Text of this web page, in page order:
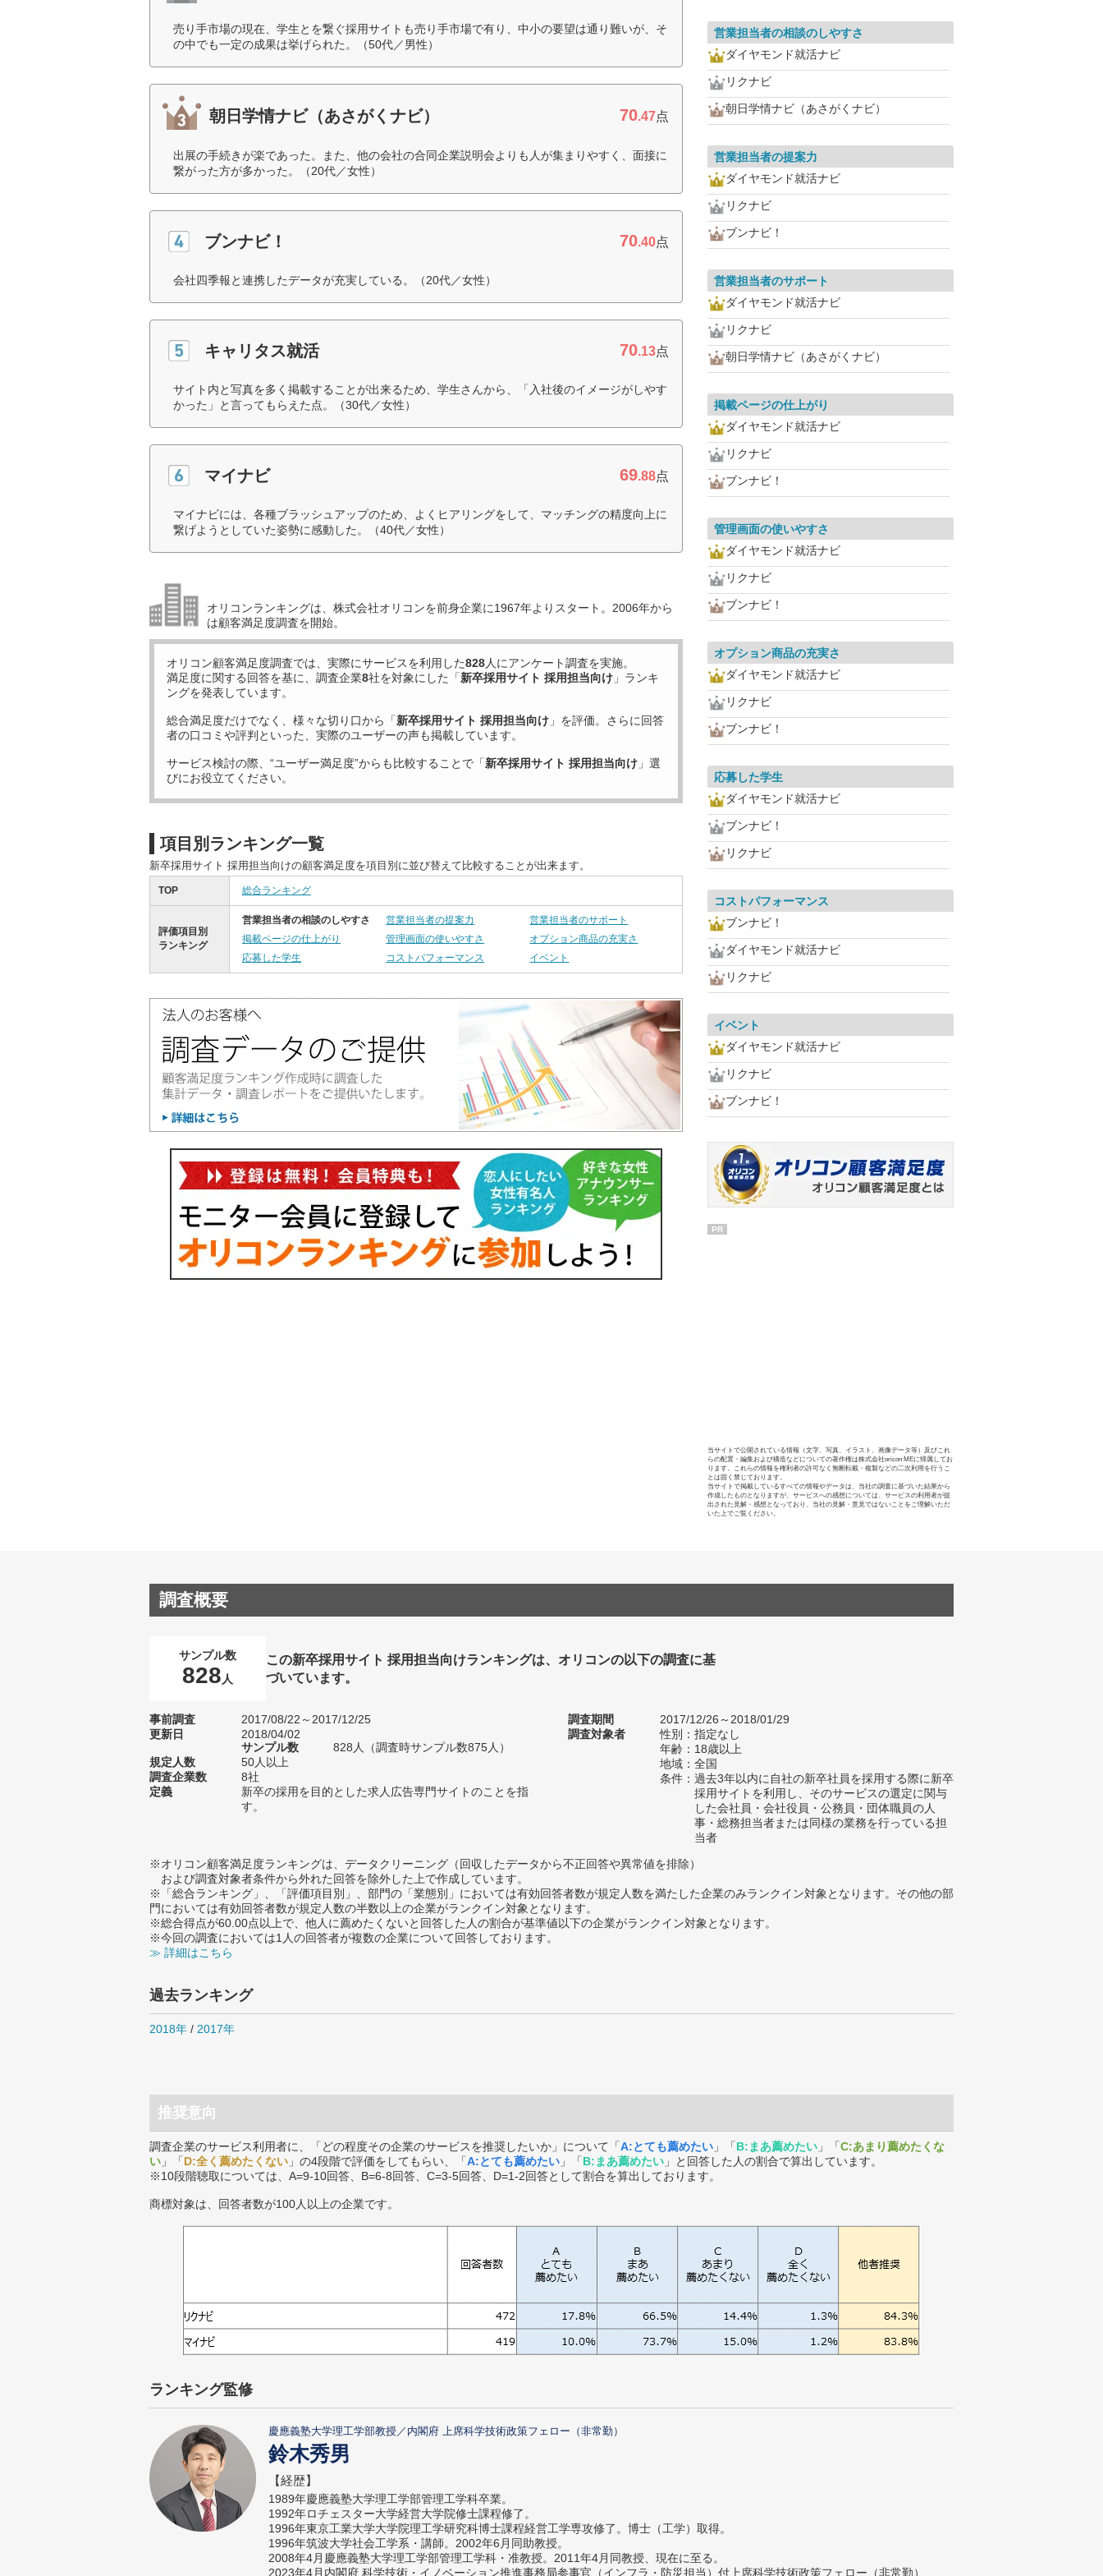
売り手市場の現在、学生とを繋ぐ採用サイトも売り手市場で有り、中小の要望は通り難いが、そ
の中でも一定の成果は挙げられた。（50代／男性）
朝日学情ナビ（あさがくナビ） 70.47点
出展の手続きが楽であった。また、他の会社の合同企業説明会よりも人が集まりやすく、面接に
繋がった方が多かった。（20代／女性）
ブンナビ！ 70.40点
会社四季報と連携したデータが充実している。（20代／女性）
キャリタス就活 70.13点
サイト内と写真を多く掲載することが出来るため、学生さんから、「入社後のイメージがしやす
かった」と言ってもらえた点。（30代／女性）
マイナビ 69.88点
マイナビには、各種ブラッシュアップのため、よくヒアリングをして、マッチングの精度向上に
繋げようとしていた姿勢に感動した。（40代／女性）
オリコンランキングは、株式会社オリコンを前身企業に1967年よりスタート。2006年から
は顧客満足度調査を開始。
オリコン顧客満足度調査では、実際にサービスを利用した828人にアンケート調査を実施。
満足度に関する回答を基に、調査企業8社を対象にした「新卒採用サイト 採用担当向け 」ランキ
ングを発表しています。
総合満足度だけでなく、様々な切り口から「新卒採用サイト 採用担当向け 」を評価。さらに回答
者の口コミや評判といった、実際のユーザーの声も掲載しています。
サービス検討の際、“ユーザー満足度”からも比較することで「新卒採用サイト 採用担当向け 」選
びにお役立てください。
項目別ランキング一覧
新卒採用サイト 採用担当向けの顧客満足度を項目別に並び替えて比較することが出来ます。
TOP 総合ランキング
評価項目別
ランキング
営業担当者の相談のしやすさ 営業担当者の提案力
営業担当者のサポート
掲載ページの仕上がり
管理画面の使いやすさ
オプション商品の充実さ
応募した学生
コストパフォーマンス イベント
営業担当者の相談のしやすさ
ダイヤモンド就活ナビ
リクナビ
朝日学情ナビ（あさがくナビ）
営業担当者の提案力
ダイヤモンド就活ナビ
リクナビ
ブンナビ！
営業担当者のサポート
ダイヤモンド就活ナビ
リクナビ
朝日学情ナビ（あさがくナビ）
掲載ページの仕上がり
ダイヤモンド就活ナビ
リクナビ
ブンナビ！
管理画面の使いやすさ
ダイヤモンド就活ナビ
リクナビ
ブンナビ！
オプション商品の充実さ
ダイヤモンド就活ナビ
リクナビ
ブンナビ！
応募した学生
ダイヤモンド就活ナビ
ブンナビ！
リクナビ
コストパフォーマンス
ブンナビ！
ダイヤモンド就活ナビ
リクナビ
イベント
ダイヤモンド就活ナビ
リクナビ
ブンナビ！
PR
当サイトで公開されている情報（文字、写真、イラスト、画像データ等）及びこれ
らの配置・編集および構造などについての著作権は株式会社oricon MEに帰属してお
ります。これらの情報を権利者の許可なく無断転載・複製などの二次利用を行うこ
とは固く禁じております。
当サイトで掲載しているすべての情報やデータは、当社の調査に基づいた結果から
作成したものとなりますが、サービスへの感想については、サービスの利用者が提
出された見解・感想となっており、当社の見解・意見ではないことをご理解いただ
いた上でご覧ください。
調査概要
サンプル数
828 人
この新卒採用サイト 採用担当向けランキングは、オリコンの以下の調査に基
づいています。
事前調査
2017/08/22～2017/12/25
更新日
2018/04/02
サンプル数
828人（調査時サンプル数875人）
規定人数
50人以上
調査企業数
8社
定義
新卒の採用を目的とした求人広告専門サイトのことを指
す。
調査期間
2017/12/26～2018/01/29
調査対象者
性別：指定なし
年齢：18歳以上
地域：全国
条件：過去3年以内に自社の新卒社員を採用する際に新卒
採用サイトを利用し、そのサービスの選定に関与
した会社員・会社役員・公務員・団体職員の人
事・総務担当者または同様の業務を行っている担
当者
※オリコン顧客満足度ランキングは、データクリーニング（回収したデータから不正回答や異常値を排除）
および調査対象者条件から外れた回答を除外した上で作成しています。
※「総合ランキング」、「評価項目別」、部門の「業態別」においては有効回答者数が規定人数を満たした企業のみランクイン対象となります。その他の部
門においては有効回答者数が規定人数の半数以上の企業がランクイン対象となります。
※総合得点が60.00点以上で、他人に薦めたくないと回答した人の割合が基準値以下の企業がランクイン対象となります。
※今回の調査においては1人の回答者が複数の企業について回答しております。
≫ 詳細はこちら
過去ランキング
2018年 / 2017年
推奨意向
調査企業のサービス利用者に、「どの程度その企業のサービスを推奨したいか」について「A:とても薦めたい 」「B:まあ薦めたい 」「C:あまり薦めたくな
い 」「D:全く薦めたくない 」の4段階で評価をしてもらい、「A:とても薦めたい 」「B:まあ薦めたい 」と回答した人の割合で算出しています。
※10段階聴取については、A=9-10回答、B=6-8回答、C=3-5回答、D=1-2回答として割合を算出しております。
商標対象は、回答者数が100人以上の企業です。
ランキング監修
慶應義塾大学理工学部教授／内閣府 上席科学技術政策フェロー（非常勤）
鈴木秀男
【経歴】
1989年慶應義塾大学理工学部管理工学科卒業。
1992年ロチェスター大学経営大学院修士課程修了。
1996年東京工業大学大学院理工学研究科博士課程経営工学専攻修了。博士（工学）取得。
1996年筑波大学社会工学系・講師。2002年6月同助教授。
2008年4月慶應義塾大学理工学部管理工学科・准教授。2011年4月同教授、現在に至る。
2023年4月内閣府 科学技術・イノベーション推進事務局参事官（インフラ・防災担当）付上席科学技術政策フェロー（非常勤）